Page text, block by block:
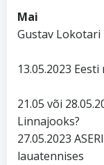
Mai
Gustav Lokotari
13.05.2023
21.05 või
27.05.2023